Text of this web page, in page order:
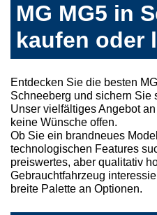
MG MG5 in
kaufen oder
Entdecken Sie die besten
Schneeberg und sichern Sie
Unser vielfältiges Angebot
keine Wünsche offen.
Ob Sie ein brandneues
technologischen Features
preiswertes, aber qualitativ
Gebrauchtfahrzeug
breite Palette an Optionen.